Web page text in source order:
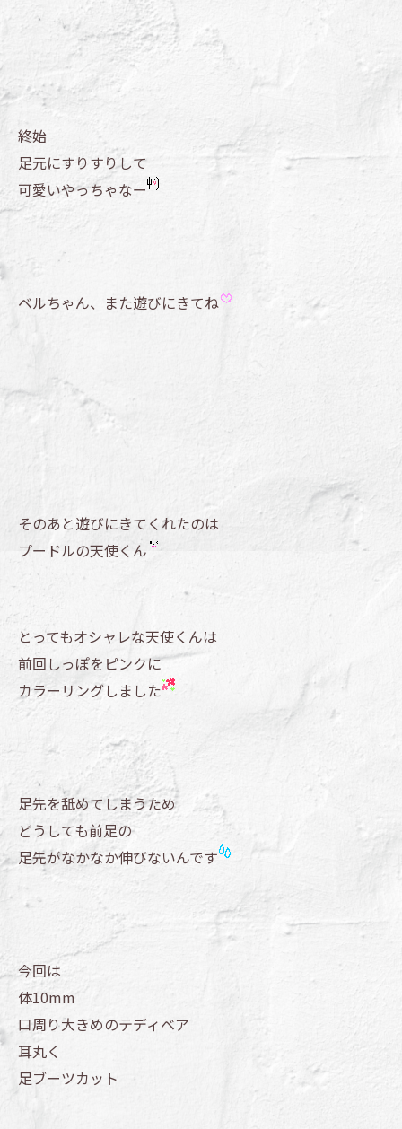
終始
足元にすりすりして
可愛いやっちゃなー
ベルちゃん、また遊びにきてね
そのあと遊びにきてくれたのは
プードルの天使くん
とってもオシャレな天使くんは
前回しっぽをピンクに
カラーリングしました
足先を舐めてしまうため
どうしても前足の
足先がなかなか伸びないんです
今回は
体10mm
口周り大きめのテディベア
耳丸く
足ブーツカット